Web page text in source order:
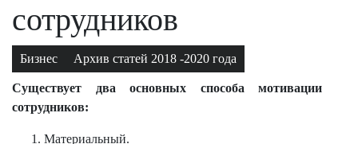
сотрудников
Бизнес Архив статей 2018 -2020 года
Существует два основных способа мотивации
сотрудников:
Материальный.